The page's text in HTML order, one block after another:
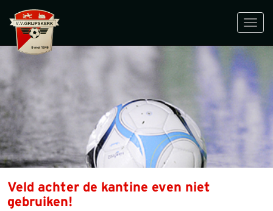
Veld achter de kantine even niet
gebruiken!